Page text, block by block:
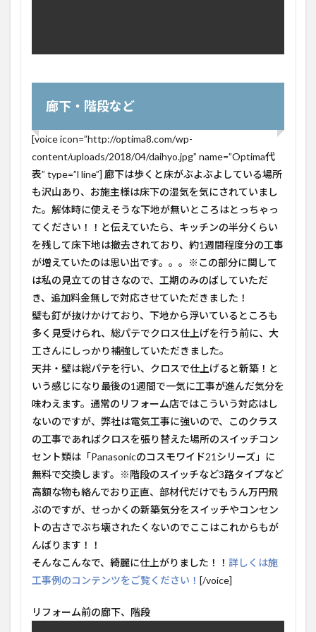
廊下・階段など
[voice icon=”http://optima8.com/wp-
content/uploads/2018/04/daihyo.jpg” name=”Optima代
表” type=”l line”] 廊下は歩くと床がぶよぶよしている場所
も沢山あり、お施主様は床下の湿気を気にされていまし
た。解体時に使えそうな下地が無いところはとっちゃっ
てください！！と伝えていたら、キッチンの半分くらい
を残して床下地は撤去されており、約1週間程度分の工事
が増えていたのは思い出です。。。※この部分に関して
は私の見立ての甘さなので、工期のみのばしていただ
き、追加料金無しで対応させていただきました！
壁も釘が抜けかけており、下地から浮いているところも
多く見受けられ、総パテでクロス仕上げを行う前に、大
工さんにしっかり補強していただきました。
天井・壁は総パテを行い、クロスで仕上げると新築！と
いう感じになり最後の1週間で一気に工事が進んだ気分を
味わえます。通常のリフォーム店ではこういう対応はし
ないのですが、弊社は電気工事に強いので、このクラス
の工事であればクロスを張り替えた場所のスイッチコン
セント類は「Panasonicのコスモワイド21シリーズ」に
無料で交換します。※階段のスイッチなど3路タイプなど
高額な物も絡んでおり正直、部材代だけでもうん万円飛
ぶのですが、せっかくの新築気分をスイッチやコンセン
トの古さでぶち壊されたくないのでここはこれからもが
んばります！！
そんなこんなで、綺麗に仕上がりました！！ 詳しくは施
工事例のコンテンツをご覧ください！ [/voice]
リフォーム前の廊下、階段